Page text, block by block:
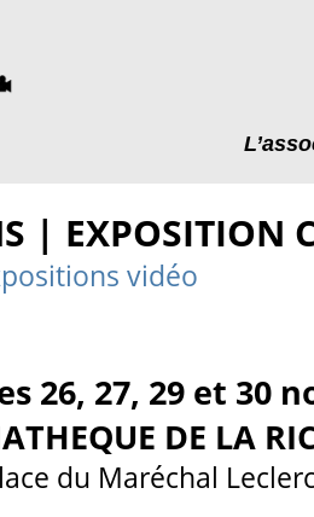
| EXPOSITION
vidéo
26, 27, 29 et 30
DE LA
du Maréchal